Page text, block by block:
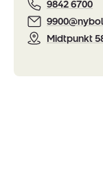
9842 6700
Midtpunkt